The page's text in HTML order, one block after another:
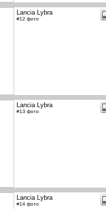
Lancia Lybra
#12 фото
Lancia Lybra
#13 фото
Lancia Lybra
#14 фото